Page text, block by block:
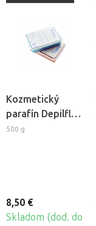
Kozmetický
parafín Depilflax
- Mäta
500 g
8,50 €
Skladom (dod. do